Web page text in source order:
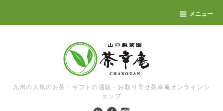
メニュー
九州の人気のお茶・ギフトの通販・お取り寄せ茶幸庵オンラインシ
ョップ